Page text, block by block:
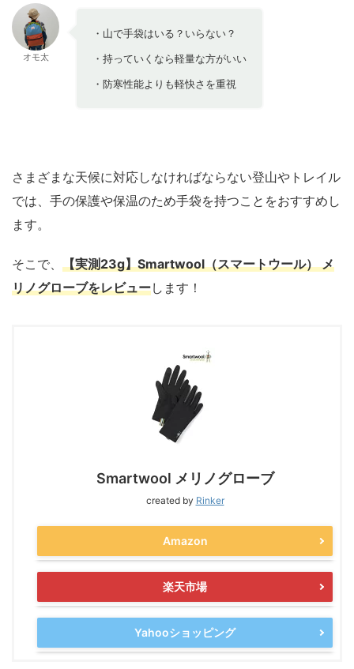
オモ太
・山で手袋はいる？いらない？
・持っていくなら軽量な方がいい
・防寒性能よりも軽快さを重視
さまざまな天候に対応しなければならない登山やトレイル
では、手の保護や保温のため手袋を持つことをおすすめし
ます。
そこで、 【実測23g】Smartwool（スマートウール） メ
リノグローブをレビューします！
Smartwool メリノグローブ
created by Rinker
Amazon
楽天市場
Yahooショッピング